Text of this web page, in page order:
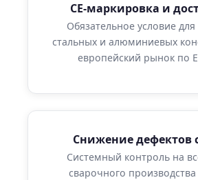
CE-маркировка и
Обязательное условие для
стальных и алюминиевых
европейский рынок по
Снижение дефектов
Системный контроль на
сварочного